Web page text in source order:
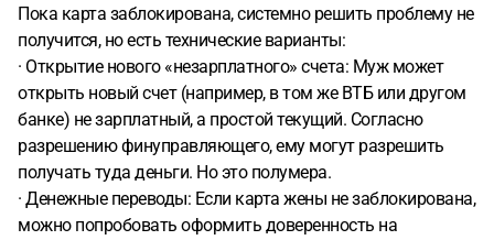
Пока карта заблокирована, системно решить проблему не
получится, но есть технические варианты:
· Открытие нового «незарплатного» счета: Муж может
открыть новый счет (например, в том же ВТБ или другом
банке) не зарплатный, а простой текущий. Согласно
разрешению финуправляющего, ему могут разрешить
получать туда деньги. Но это полумера.
· Денежные переводы: Если карта жены не заблокирована,
можно попробовать оформить доверенность на